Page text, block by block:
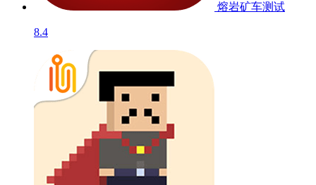
熔岩矿车测试
8.4